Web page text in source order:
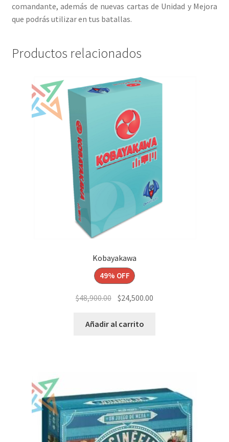
comandante, además de nuevas cartas de Unidad y Mejora
que podrás utilizar en tus batallas.
Productos relacionados
Kobayakawa
49% OFF
$48,900.00 El
original
$24,500.00
Añadir al carrito